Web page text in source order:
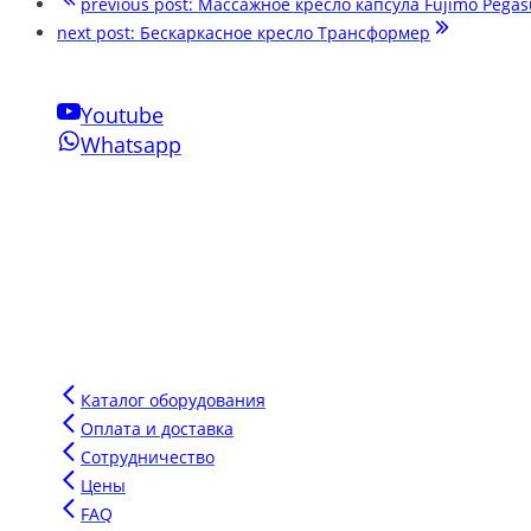
next post: Бескаркасное кресло Трансформер
Youtube
Whatsapp
Каталог оборудования
Оплата и доставка
Сотрудничество
Цены
FAQ